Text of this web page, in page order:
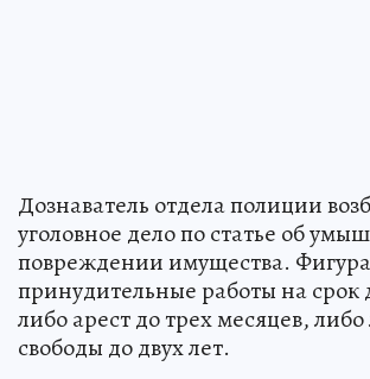
Дознаватель отдела полиции
уголовное дело по статье об
повреждении имущества.
принудительные работы на срок
либо арест до трех месяцев,
свободы до двух лет.